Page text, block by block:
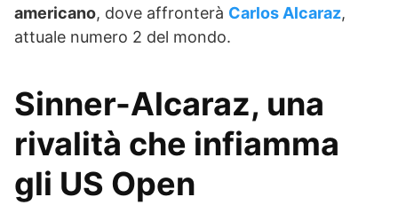
americano, dove affronterà Carlos Alcaraz,
attuale numero 2 del mondo.
Sinner-Alcaraz, una
rivalità che infiamma
gli US Open